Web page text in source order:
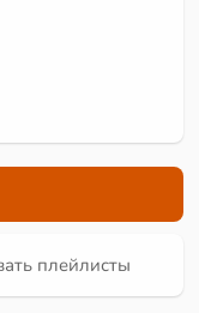
плейлисты